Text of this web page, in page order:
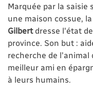
Marquée par la saisie
une maison cossue,
Gilbert dresse l'état
province. Son but :
recherche de l'animal
meilleur ami en
à leurs humains.